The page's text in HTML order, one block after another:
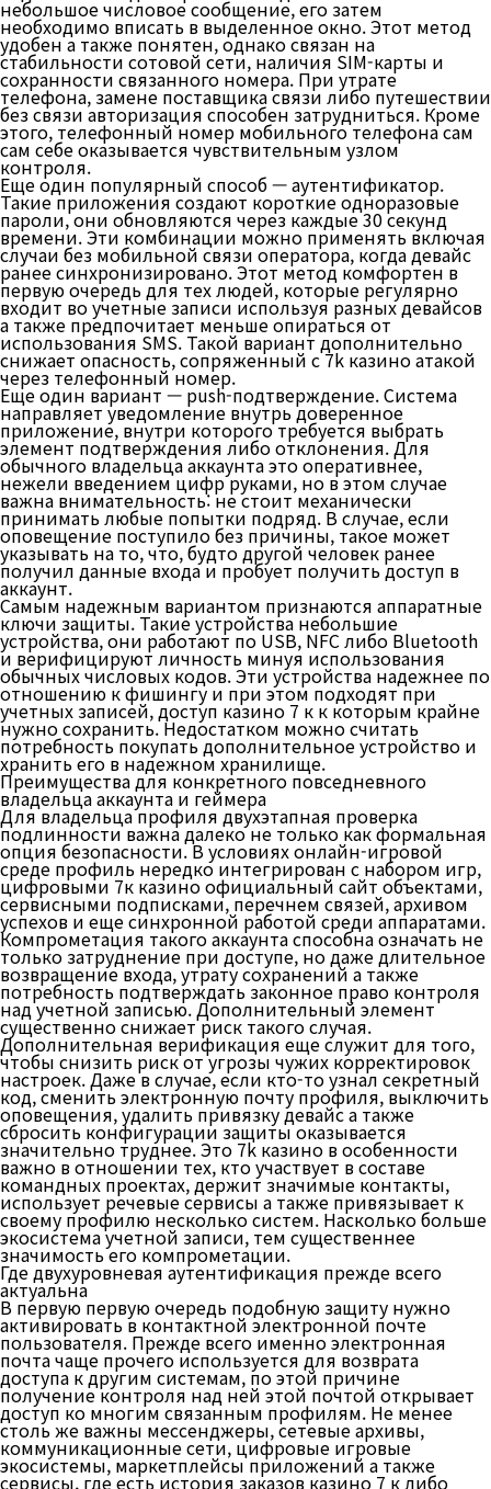
небольшое числовое сообщение, его затем
необходимо вписать в выделенное окно. Этот метод
удобен а также понятен, однако связан на
стабильности сотовой сети, наличия SIM-карты и
сохранности связанного номера. При утрате
телефона, замене поставщика связи либо путешествии
без связи авторизация способен затрудниться. Кроме
этого, телефонный номер мобильного телефона сам
сам себе оказывается чувствительным узлом
контроля.
Еще один популярный способ — аутентификатор.
Такие приложения создают короткие одноразовые
пароли, они обновляются через каждые 30 секунд
времени. Эти комбинации можно применять включая
случаи без мобильной связи оператора, когда девайс
ранее синхронизировано. Этот метод комфортен в
первую очередь для тех людей, которые регулярно
входит во учетные записи используя разных девайсов
а также предпочитает меньше опираться от
использования SMS. Такой вариант дополнительно
снижает опасность, сопряженный с 7k казино атакой
через телефонный номер.
Еще один вариант — push-подтверждение. Система
направляет уведомление внутрь доверенное
приложение, внутри которого требуется выбрать
элемент подтверждения либо отклонения. Для
обычного владельца аккаунта это оперативнее,
нежели введением цифр руками, но в этом случае
важна внимательность: не стоит механически
принимать любые попытки подряд. В случае, если
оповещение поступило без причины, такое может
указывать на то, что, будто другой человек ранее
получил данные входа и пробует получить доступ в
аккаунт.
Самым надежным вариантом признаются аппаратные
ключи защиты. Такие устройства небольшие
устройства, они работают по USB, NFC либо Bluetooth
и верифицируют личность минуя использования
обычных числовых кодов. Эти устройства надежнее по
отношению к фишингу и при этом подходят при
учетных записей, доступ казино 7 к к которым крайне
нужно сохранить. Недостатком можно считать
потребность покупать дополнительное устройство и
хранить его в надежном хранилище.
Преимущества для конкретного повседневного
владельца аккаунта и геймера
Для владельца профиля двухэтапная проверка
подлинности важна далеко не только как формальная
опция безопасности. В условиях онлайн-игровой
среде профиль нередко интегрирован с набором игр,
цифровыми 7к казино официальный сайт объектами,
сервисными подписками, перечнем связей, архивом
успехов и еще синхронной работой среди аппаратами.
Компрометация такого аккаунта способна означать не
только затруднение при доступе, но даже длительное
возвращение входа, утрату сохранений а также
потребность подтверждать законное право контроля
над учетной записью. Дополнительный элемент
существенно снижает риск такого случая.
Дополнительная верификация еще служит для того,
чтобы снизить риск от угрозы чужих корректировок
настроек. Даже в случае, если кто-то узнал секретный
код, сменить электронную почту профиля, выключить
оповещения, удалить привязку девайс а также
сбросить конфигурации защиты оказывается
значительно труднее. Это 7k казино в особенности
важно в отношении тех, кто участвует в составе
командных проектах, держит значимые контакты,
использует речевые сервисы а также привязывает к
своему профилю несколько систем. Насколько больше
экосистема учетной записи, тем существеннее
значимость его компрометации.
Где двухуровневая аутентификация прежде всего
актуальна
В первую первую очередь подобную защиту нужно
активировать в контактной электронной почте
пользователя. Прежде всего именно электронная
почта чаще прочего используется для возврата
доступа к другим системам, по этой причине
получение контроля над ней этой почтой открывает
доступ ко многим связанным профилям. Не менее
столь же важны мессенджеры, сетевые архивы,
коммуникационные сети, цифровые игровые
экосистемы, маркетплейсы приложений а также
сервисы, где есть история заказов казино 7 к либо